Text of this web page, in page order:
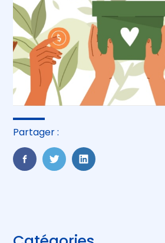
Partager :
FaceBook
TwitterLinkedIn